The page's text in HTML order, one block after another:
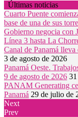
Últimas noticias
Cuarto Puente
base de una de sus
Gobierno negocia con
Línea 3 hasta La
Canal de Panamá
3 de agosto de 2026
Panamá Oeste.
9 de agosto de 2026
PANAM Generating
Panamá 29 de julio de
Next
Prev